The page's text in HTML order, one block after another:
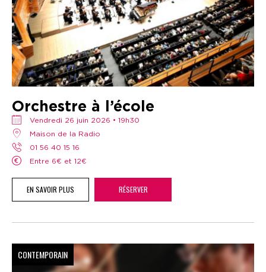
Orchestre à l’école
vendredi 26 juin 2026 • 19h30
Maison de la Radio
01 56 40 15 16
Entre 6€ et 12€
EN SAVOIR PLUS RÉSERVER
CONTEMPORAIN